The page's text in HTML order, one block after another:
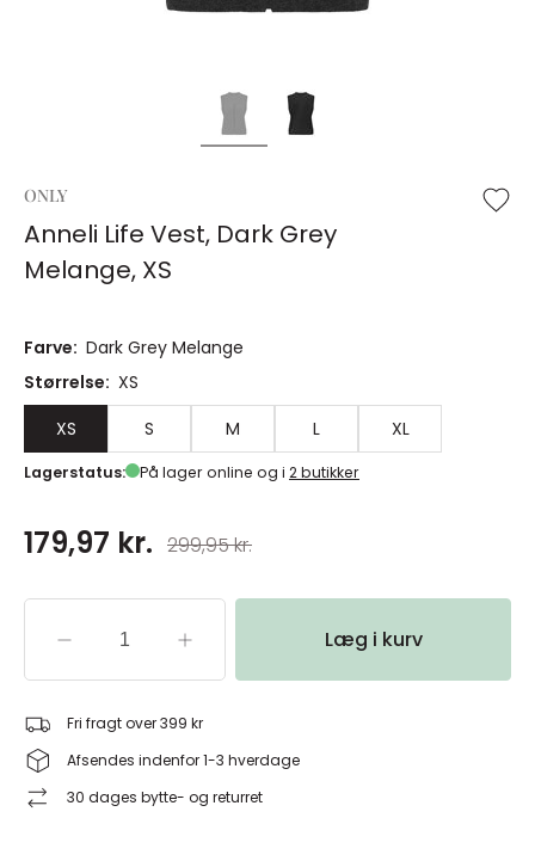
ONLY
Anneli Life Vest, Dark Grey
Melange, XS
Farve: Dark Grey Melange
Størrelse: XS
XS
S M L XL
Lagerstatus: På lager online og i 2 butikker
179,97 kr. 299,95 kr.
Læg i kurv
Fri fragt over 399 kr
Afsendes indenfor 1-3 hverdage
30 dages bytte- og returret